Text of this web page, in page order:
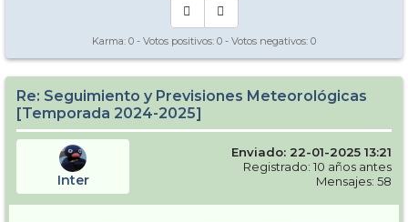
Sabiendo y siendo consciente que con tanto tiempo vista los modelos
posibilidades de nevadas que mejoren sustancialmente la estación.
Se que es como pedir a la bruja Lola que se manifieste, pero bueno,
algo de pronósticos a un medio plazo lo agradecería.
Normalmente las paginas de previsiones dan proyecciones a 8-15 días
máximo, y como digo bastante variables por el largo tiempo, pero
también si me podéis indicar alguna pagina donde consultar
pronósticos os lo agradezco (supongo que algunas que me pongáis
serán las clásicas, pero toda info es buena)
Gracias
Karma: 0 - Votos positivos: 0 - Votos negativos: 0
Re: Seguimiento y Previsiones Meteorológicas
[Temporada 2024-2025]
Inter
Enviado: 22-01-2025 13:21
Registrado: 10 años antes
Mensajes: 58